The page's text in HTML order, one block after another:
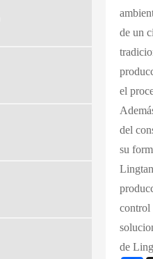
de un
el
del
su
control
de